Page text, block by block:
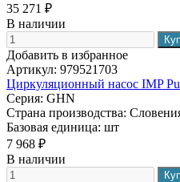
35 271 ₽
В наличии
Добавить в избранное
Артикул: 979521703
Циркуляционный насос IMP
Серия: GHN
Страна производства:
Базовая единица: шт
7 968 ₽
В наличии